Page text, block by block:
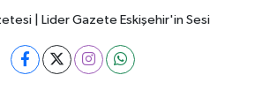
| Lider Gazete Eskişehir'in Sesi